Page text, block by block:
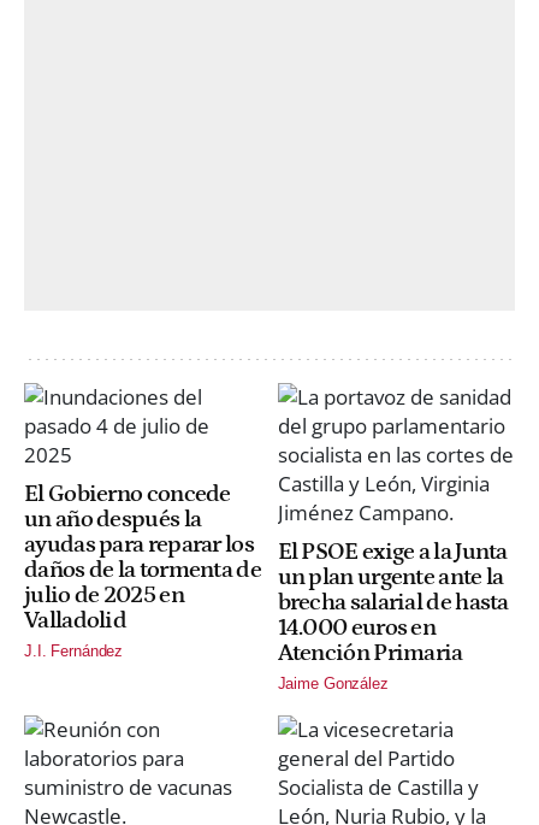
El Gobierno concede
un año después la
ayudas para reparar los
daños de la tormenta de
julio de 2025 en
Valladolid
J.I. Fernández
El PSOE exige a la Junta
un plan urgente ante la
brecha salarial de hasta
14.000 euros en
Atención Primaria
Jaime González